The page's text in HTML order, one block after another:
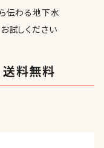
伝わる地下水
試しください
料無料